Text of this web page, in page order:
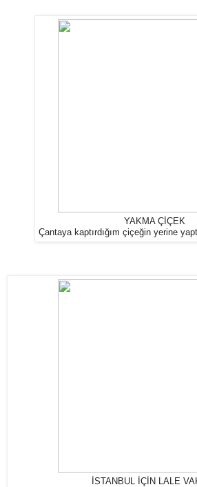
YAKMA ÇİÇEK
Çantaya kaptırdığım çiçeğin yerine
İSTANBUL İÇİN LALE